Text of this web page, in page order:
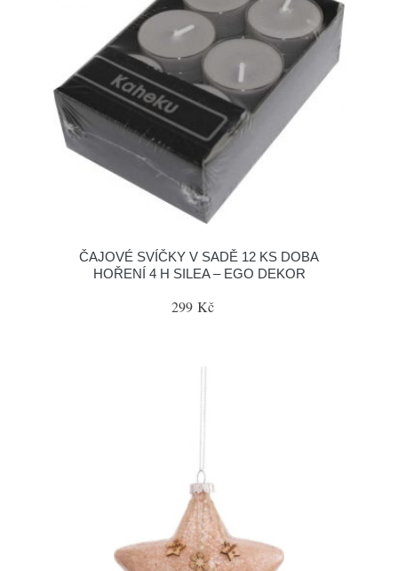
ČAJOVÉ SVÍČKY V SADĚ 12 KS DOBA
HOŘENÍ 4 H SILEA – EGO DEKOR
299 Kč